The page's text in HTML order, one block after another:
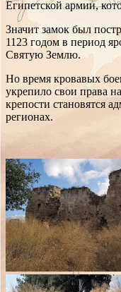
Египетской армии,
Значит замок был
1123 годом в период
Святую Землю.
Но время кровавых
укрепило свои права
крепости становятся
регионах.